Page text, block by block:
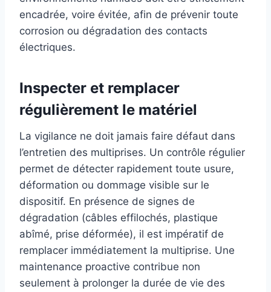
encadrée, voire évitée, afin de prévenir toute
corrosion ou dégradation des contacts
électriques.
Inspecter et remplacer
régulièrement le matériel
La vigilance ne doit jamais faire défaut dans
l’entretien des multiprises. Un contrôle régulier
permet de détecter rapidement toute usure,
déformation ou dommage visible sur le
dispositif. En présence de signes de
dégradation (câbles effilochés, plastique
abîmé, prise déformée), il est impératif de
remplacer immédiatement la multiprise. Une
maintenance proactive contribue non
seulement à prolonger la durée de vie des